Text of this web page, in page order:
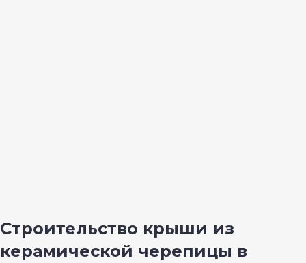
Строительство крыши из
керамической черепицы в